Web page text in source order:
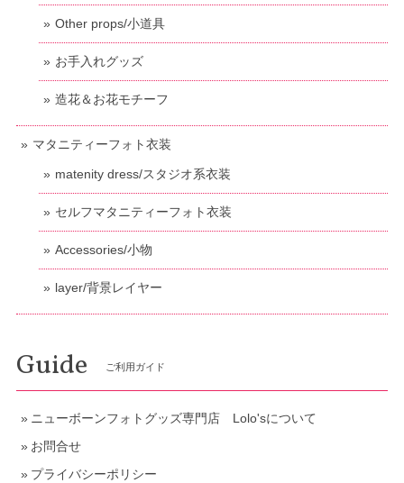
Other props/小道具
お手入れグッズ
造花＆お花モチーフ
マタニティーフォト衣装
matenity dress/スタジオ系衣装
セルフマタニティーフォト衣装
Accessories/小物
layer/背景レイヤー
Guide ご利用ガイド
ニューボーンフォトグッズ専門店 Lolo'sについて
お問合せ
プライバシーポリシー